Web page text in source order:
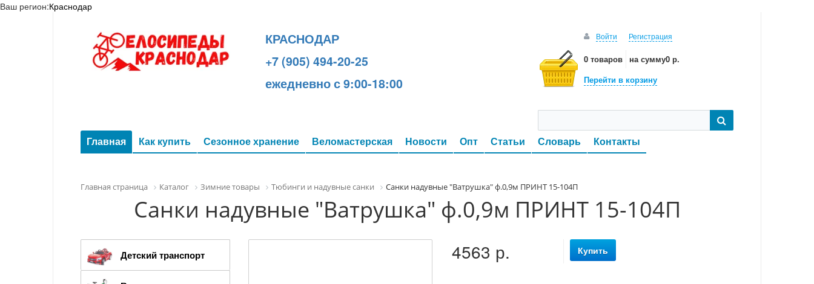
Ваш регион:Краснодар
КРАСНОДАР
+7 (905) 494-20-25
ежедневно с 9:00-18:00
Войти Регистрация
0 товаров на сумму0 р.
Перейти в корзину
Главная Как купить Сезонное хранение Веломастерская Новости Опт Статьи Словарь Контакты
Главная страница Каталог Зимние товары Тюбинги и надувные санки Санки надувные "Ватрушка" ф.0,9м ПРИНТ 15-104П
Санки надувные "Ватрушка" ф.0,9м ПРИНТ 15-104П
4563 р. Купить
Детский транспорт